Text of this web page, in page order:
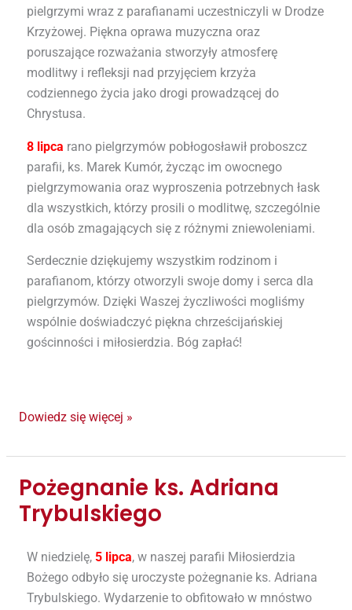
pielgrzymi wraz z parafianami uczestniczyli w Drodze
Krzyżowej. Piękna oprawa muzyczna oraz
poruszające rozważania stworzyły atmosferę
modlitwy i refleksji nad przyjęciem krzyża
codziennego życia jako drogi prowadzącej do
Chrystusa.
8 lipca rano pielgrzymów pobłogosławił proboszcz
parafii, ks. Marek Kumór, życząc im owocnego
pielgrzymowania oraz wyproszenia potrzebnych łask
dla wszystkich, którzy prosili o modlitwę, szczególnie
dla osób zmagających się z różnymi zniewoleniami.
Serdecznie dziękujemy wszystkim rodzinom i
parafianom, którzy otworzyli swoje domy i serca dla
pielgrzymów. Dzięki Waszej życzliwości mogliśmy
wspólnie doświadczyć piękna chrześcijańskiej
gościnności i miłosierdzia. Bóg zapłać!
Dowiedz się więcej »
Pożegnanie ks. Adriana
Trybulskiego
W niedzielę,5 lipca, w naszej parafii Miłosierdzia
Bożego odbyło się uroczyste pożegnanie ks. Adriana
Trybulskiego. Wydarzenie to obfitowało w mnóstwo
Pożegnanie
ks.
Adriana